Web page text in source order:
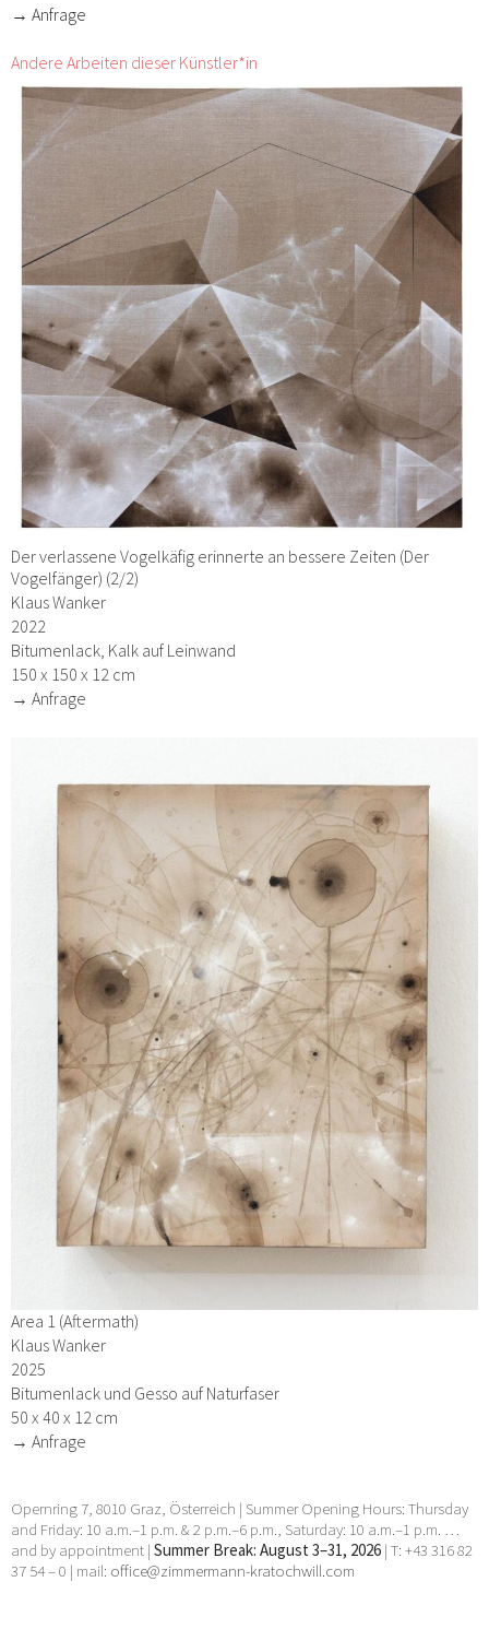
→ Anfrage
Andere Arbeiten dieser Künstler*in
Der verlassene Vogelkäfig erinnerte an bessere Zeiten (Der
Vogelfänger) (2/2)
Klaus Wanker
2022
Bitumenlack, Kalk auf Leinwand
150 x 150 x 12 cm
→ Anfrage
Area 1 (Aftermath)
Klaus Wanker
2025
Bitumenlack und Gesso auf Naturfaser
50 x 40 x 12 cm
→ Anfrage
Opernring 7, 8010 Graz, Österreich | Summer Opening Hours: Thursday
and Friday: 10 a.m.–1 p.m. & 2 p.m.–6 p.m., Saturday: 10 a.m.–1 p.m. …
and by appointment | Summer Break: August 3–31, 2026 | T: +43 316 82
37 54 – 0 | mail: office@zimmermann-kratochwill.com